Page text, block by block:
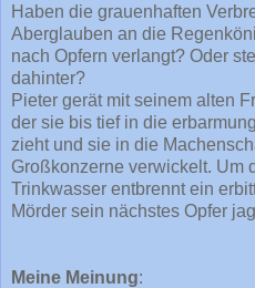
Haben die grauenhaften
Aberglauben an die
nach Opfern verlangt? Oder
dahinter?
Pieter gerät mit seinem alten
der sie bis tief in die
zieht und sie in die
Großkonzerne verwickelt. Um
Trinkwasser entbrennt ein
Mörder sein nächstes Opfer
Meine Meinung: